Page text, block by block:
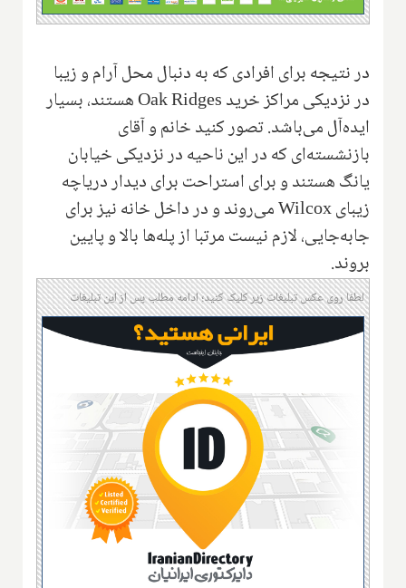
در نتیجه برای افرادی که به دنبال محل آرام و زیبا
در نزدیکی مراکز خریدOak Ridgesهستند، بسیار
ایده‌آل می‌باشد. تصور کنید خانم و آقای
بازنشسته‌ای که در این ناحیه در نزدیکی‌ خیابان
یانگ هستند و برای استراحت برای دیدار دریاچه
زیبایWilcoxمی‌روند و در داخل خانه نیز برای
جابه‌جایی‌، لازم نیست مرتبا از پله‌ها بالا و پایین
بروند.
لطفا روی عکس تبلیغات زیر کلیک کنید؛ ادامه مطلب پس از این تبلیغات